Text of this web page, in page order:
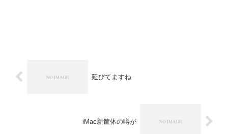
延びてますね
iMac新筐体の噂が